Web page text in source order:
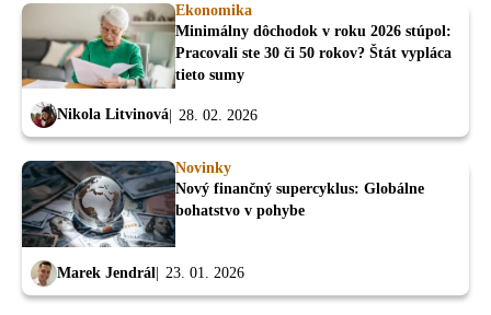
Ekonomika
Minimálny dôchodok v roku 2026 stúpol:
Pracovali ste 30 či 50 rokov? Štát vypláca
tieto sumy
Nikola Litvinová 28. 02. 2026
Novinky
Nový finančný supercyklus: Globálne
bohatstvo v pohybe
Marek Jendrál 23. 01. 2026